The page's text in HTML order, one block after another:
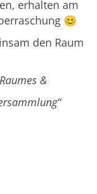
erhalten am
😊
den Raum
&